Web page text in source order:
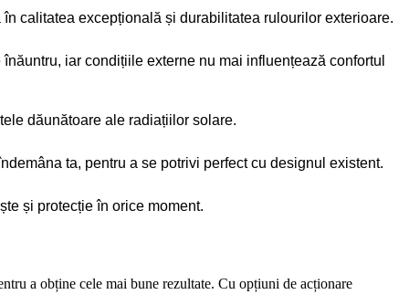
calitatea excepțională și durabilitatea rulourilor exterioare.
iar condițiile externe nu mai influențează confortul
dăunătoare ale radiațiilor solare.
ta, pentru a se potrivi perfect cu designul existent.
și protecție în orice moment.
a obține cele mai bune rezultate. Cu opțiuni de acționare